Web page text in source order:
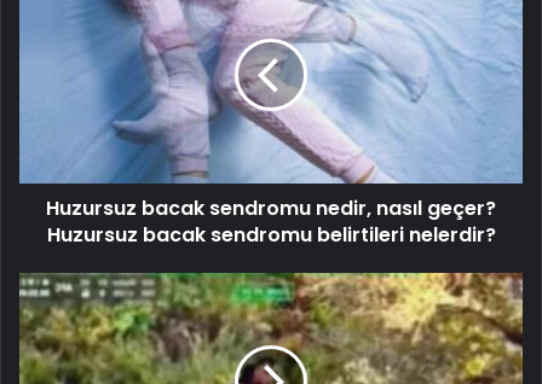
Huzursuz bacak sendromu nedir, nasıl geçer?
Huzursuz bacak sendromu belirtileri nelerdir?